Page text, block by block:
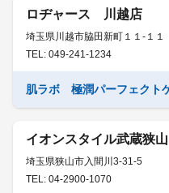
ロヂャース 川越店
埼玉県川越市脇田新町１１-１１
TEL: 049-241-1234
肌ラボ 極潤パーフェクト
イオンスタイル武蔵狭山
埼玉県狭山市入間川3-31-5
TEL: 04-2900-1070